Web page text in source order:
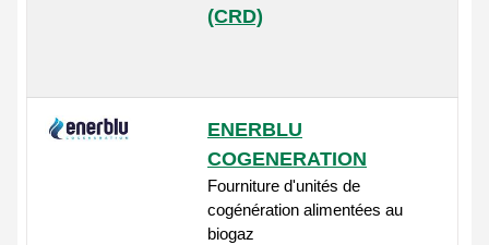
(CRD)
ENERBLU
COGENERATION
Fourniture d'unités de
cogénération alimentées au
biogaz